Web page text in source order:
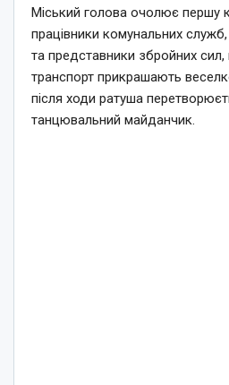
Міський голова очолює першу
працівники комунальних
та представники збройних
транспорт прикрашають
після ходи ратуша
танцювальний майданчик.